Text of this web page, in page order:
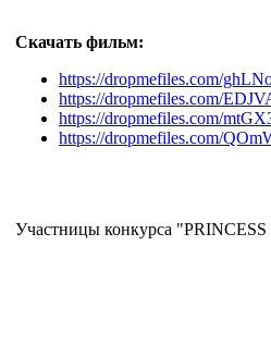
Скачать фильм:
https://dropmefiles.com/
https://dropmefiles.com/
https://dropmefiles.com/
https://dropmefiles.com/
Участницы конкурса